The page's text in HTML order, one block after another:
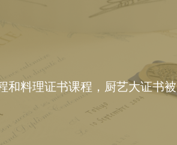
和料理证书课程，厨艺大证书被